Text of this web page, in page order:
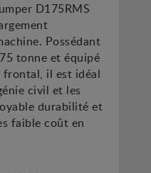
D175RMS
Possédant
tonne et équipé
frontal, il est idéal
civil et les
durabilité et
faible coût en